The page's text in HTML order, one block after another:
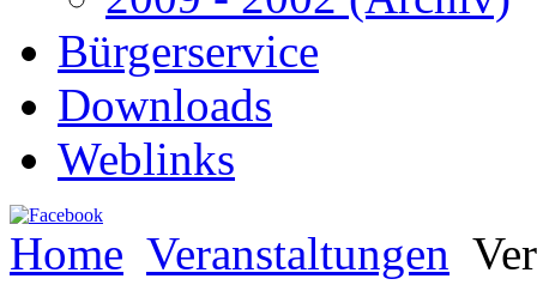
Bürgerservice
Downloads
Weblinks
Home Veranstaltungen